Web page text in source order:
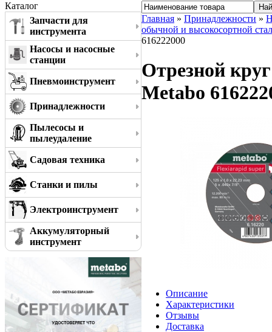
Каталог
Запчасти для
инструмента
Насосы и насосные
станции
Пневмоинструмент
Принадлежности
Пылесосы и
пылеудаление
Садовая техника
Станки и пилы
Электроинструмент
Аккумуляторный
инструмент
Главная » Принадлежности »
обычной и высокосортной
616222000
Отрезной
Metabo
Описание
Характеристики
Отзывы
Доставка